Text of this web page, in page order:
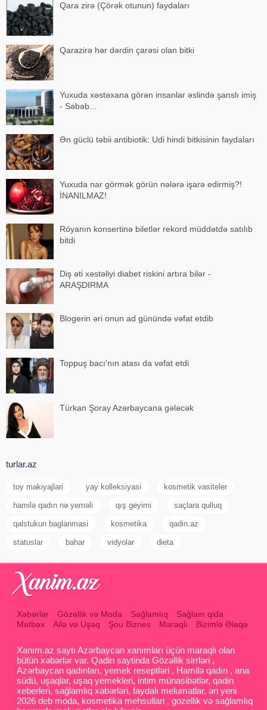
Qara zirə (Çörək otunun) faydaları
Qarazirə hər dərdin çarəsi olan bitki
Yuxuda xəstəxana görən insanlar əslində şanslı imiş
- Səbəb...
Ən güclü təbii antibiotik: Udi hindi bitkisinin faydaları
Yuxuda nar görmək görün nələrə işarə edirmiş?!
İNANILMAZ!
Röyanın konsertinə biletlər rekord müddətdə satılıb
bitdi
Diş əti xəstəliyi diabet riskini artıra bilər -
ARAŞDIRMA
Blogerin əri onun ad günündə vəfat etdib
Toppuş bacı'nın atası da vəfat etdi
Türkan Şoray Azərbaycana gələcək
turlar.az
toy makiyajlari yay kolleksiyasi kosmetik vasiteler
hamilə qadın nə yeməli qış geyimi saçlara qulluq
qalstukun baglanmasi kosmetika qadin.az
statuslar bahar vidyolar dieta
Xəbərlər Gözəllik və Moda Sağlamlıq
Sağlam qida
Mətbəx
Ailə və Uşaq Şou Biznes Maraqlı Bizimlə Əlaqə
Xanım.az saytı Azərbaycan xanımları üçün maraqlı olan
bütün xəbərlər var. Qadin saytinda Gözəllik sirrləri ,
Azərbaycan qadınları, yemek reseptləri , Hamilə qadın , ana
südü, uşaqlar, uşaq yemekleri, intim münasibətlər, qadin
xeberleri, sağlamlıq xəbərləri, faydalı melumatlar, ən yeni
2026 deb moda, kosmetika mehsullari , gozellik və sağlamlıq